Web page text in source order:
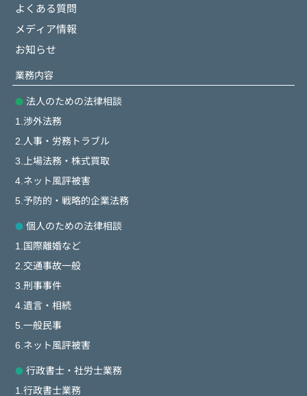
よくある質問
メディア情報
お知らせ
業務内容
法人のための法律相談
1.渉外法務
2.人事・労務トラブル
3.上場法務・株式買取
4.ネット風評被害
5.予防的・戦略的企業法務
個人のための法律相談
1.国際離婚など
2.交通事故一般
3.刑事事件
4.遺言・相続
5.一般民事
6.ネット風評被害
行政書士・社労士業務
1.行政書士業務